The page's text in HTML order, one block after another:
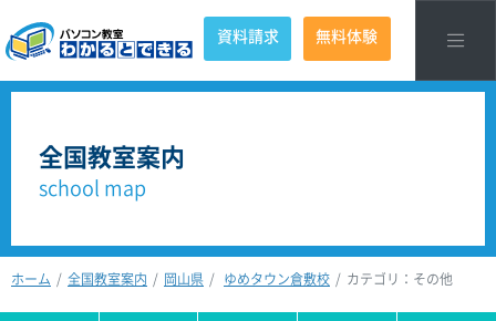
資料請求 無料体験
全国教室案内
school map
ホーム 全国教室案内 岡山県 ゆめタウン倉敷校 カテゴリ：その他